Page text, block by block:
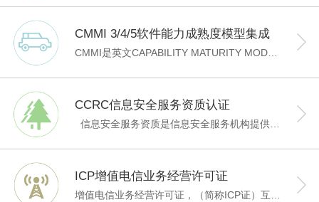
CMMI 3/4/5软件能力成熟度模型集成
CMMI是英文CAPABILITY MATURITY MODEL INTEGRATION的简称，中文译意是能力成熟度模型集成。CMMI模型是卡内基梅隆大学2001年9月推出的成熟的系统工程和软件工程的集成成熟度模型。这个模型可以指引一个组织去改进它用于开发、维护和购买产品和服务的过程。CMMI模型具有两种表示方式：连续型和阶段型。对于CMMI评估，业内普遍采用的是阶段型表示方式，如有特殊过程改进的需求，我们建议采用连续型表示方式。IDEAL模型代表了过程改进活动的一个生命周期，它作为一个基础性的策略，已经在SEI的许多服务中采用。IDEAL模型是用过程改进的五个阶段描述来命名的：INITIATING初始化、DIAGNOSING诊断、ESTABLISHING建立、ACTING行动、LEARNING扩充。IDEAL模型已经被业界证明为十分有效的过程改进方法。故此，我们推荐采用IDEAL模型作为过程改进的方法。
CCRC信息安全服务资质认证
信息安全服务资质是信息安全服务机构提供安全服务的一种资格，包括法律地位、资源状况、管理水平、 技术能力等方面的要求。信息安全服务资质认证是依据国家法律法规、国家标准、行业标准和技术规范，按照认证基本规范及认证规则，对提供信息安全服务机构的信息安全服务资质进行评价。 通过对信息安全服务分类分级的资质认证，可以对信息安全服务提供商的基本资格、管理能力、技术能力和服务过程能力等方面进行权威、客观、公正的评价，证明其服务能力，满足社会对服务的选择需求。同时，认证过程也将有效促进服务提供方完善自身管理体系，提高服务质量和水平，引导行业健康规范发展。 信息安全服务资质认证分为八个分项：安全集成服务资质认证、安全运维服务资质认证、风险评估服务资质认证、应急处理服务资质认证、软件安全开发服务资质认证、灾难备份与恢复服务资质认证、工业控制安全服务资质认证、网络安全审计服务资质认证。
ICP增值电信业务经营许可证
增值电信业务经营许可证，（简称ICP证）互联网经营的主要内容为在线支付、充值平台、网络广告、有偿提供信息服务、电子商务及其它网上经营服务的运营商必须向通信管理局申请的互联网许可证，ICP网络经营许是中华人民共和国国务院令第291号《中华人民共和国电信条例》、第292号《互联网信息服务管理办法》，国家对提供互联网信息服务的ICP实行许可证制度，所以运营商必须有ICP证才能为用户提供在线支付、充值平台、网络广告、有偿提供信息服务、电子商务及其它网上经营服务。